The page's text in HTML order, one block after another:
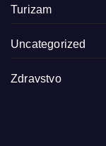
Turizam
Uncategorized
Zdravstvo